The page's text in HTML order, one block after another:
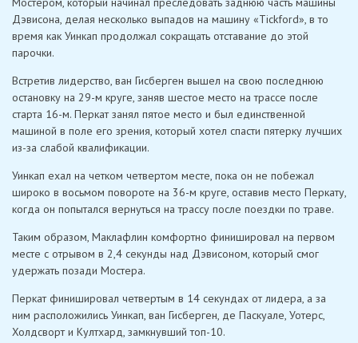
Дэвисона, делая несколько выпадов на машину «Tickford», в то
время как Уинкап продолжал сокращать отставание до этой
парочки.
Встретив лидерство, ван Гисберген вышел на свою последнюю
остановку на 29-м круге, заняв шестое место на трассе после
старта 16-м. Перкат занял пятое место и был единственной
машиной в поле его зрения, который хотел спасти пятерку лучших
из-за слабой квалификации.
Уинкап ехал на четком четвертом месте, пока он не побежал
широко в восьмом повороте на 36-м круге, оставив место Перкату,
когда он попытался вернуться на трассу после поездки по траве.
Таким образом, Маклафлин комфортно финишировал на первом
месте с отрывом в 2,4 секунды над Дэвисоном, который смог
удержать позади Мостера.
Перкат финишировал четвертым в 14 секундах от лидера, а за
ним расположились Уинкап, ван Гисберген, де Паскуале, Уотерс,
Холдсворт и Култхард, замкнувший топ-10.